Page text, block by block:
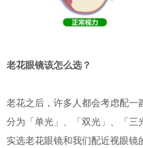
老花眼镜该怎么选？
老花之后，许多人都会考虑配一
分为「单光」、「双光」、「三
实选老花眼镜和我们配近视眼镜